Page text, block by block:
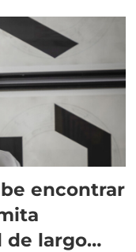
encontrar
de largo